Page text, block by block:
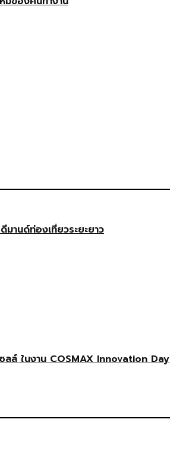
นด์ท่องเที่ยวระยะยาว
ลล์ ในงาน COSMAX Innovation Day